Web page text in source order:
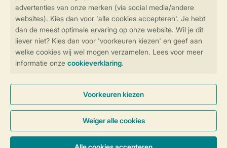
Controle over jouw gegevens &
Instellingen wijzigen
Veilige gegevensoverdracht
Veilige betaling
Algemene Voorwaarden Privacy Notice
Cookies en banners